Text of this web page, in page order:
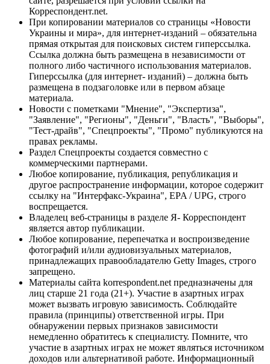
Корреспондент.net.
При копировании материалов со страницы «Новости
Украины и мира», для интернет-изданий – обязательна
прямая открытая для поисковых систем гиперссылка.
Ссылка должна быть размещена в независимости от
полного либо частичного использования материалов.
Гиперссылка (для интернет- изданий) – должна быть
размещена в подзаголовке или в первом абзаце
материала.
Новости с пометками "Мнение", "Экспертиза",
"Заявление", "Регионы", "Деньги", "Власть", "Выборы",
"Тест-драйв", "Спецпроекты", "Промо" публикуются на
правах рекламы.
Раздел Спецпроекты создается совместно с
коммерческими партнерами.
Любое копирование, публикация, републикация и
другое распространение информации, которое содержит
ссылку на "Интерфакс-Украина", EPA / UPG, строго
воспрещается.
Владелец веб-страницы в разделе Я- Корреспондент
является автор публикации.
Любое копирование, перепечатка и воспроизведение
фотографий и/или аудиовизуальных материалов,
принадлежащих правообладателю Getty Images, строго
запрещено.
Материалы сайта korrespondent.net предназначены для
лиц старше 21 года (21+). Участие в азартных играх
может вызвать игровую зависимость. Соблюдайте
правила (принципы) ответственной игры. При
обнаружении первых признаков зависимости
немедленно обратитесь к специалисту. Помните, что
участие в азартных играх не может являться источником
доходов или альтернативой работе. Информационный